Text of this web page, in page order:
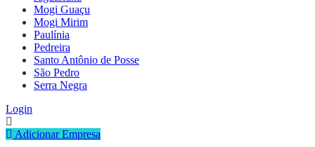
Mogi Guaçu
Mogi Mirim
Paulínia
Pedreira
Santo Antônio de Posse
São Pedro
Serra Negra
Login
Adicionar Empresa